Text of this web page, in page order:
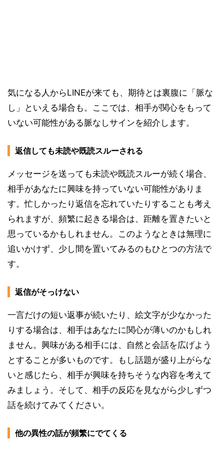
気になる人からLINEが来ても、期待とは裏腹に「脈な
し」といえる場合も。ここでは、相手が関心をもって
いない可能性がある脈なしサインを紹介します。
返信しても未読や既読スルーされる
メッセージを送っても未読や既読スルーが続く場合、
相手があなたに興味を持っていない可能性がありま
す。忙しかったり返信を忘れていたりすることも考え
られますが、頻繁に起きる場合は、距離を置きたいと
思っているかもしれません。このようなときは無理に
追いかけず、少し間を置いてみるのもひとつの方法で
す。
返信がそっけない
一言だけの短い返事が続いたり、絵文字が少なかった
りする場合は、相手はあなたに関心が薄いのかもしれ
ません。興味がある相手には、自然と会話を広げよう
とすることが多いものです。もし話題が盛り上がらな
いと感じたら、相手が興味を持ちそうな内容を考えて
みましょう。そして、相手の反応を見ながら少しずつ
話を続けてみてください。
他の異性の話が頻繁にでてくる